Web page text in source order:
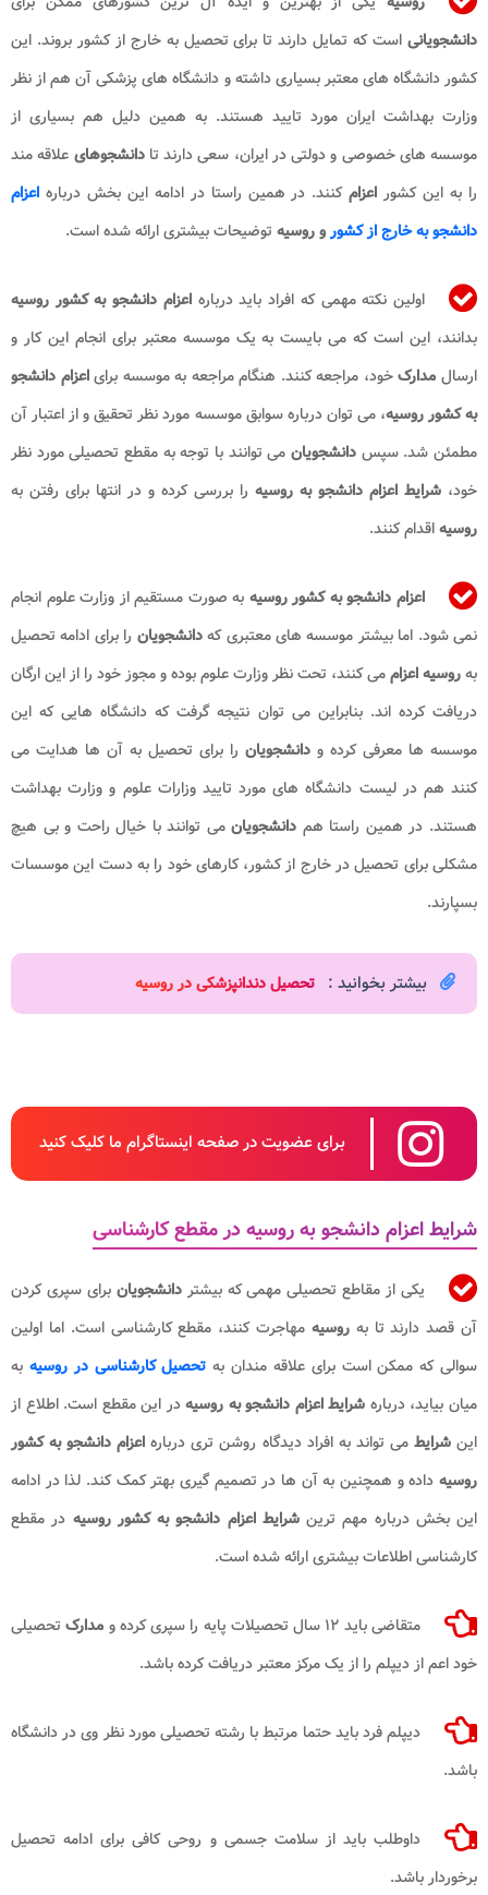
دانشجویانی است که تمایل دارند تا برای تحصیل به خارج از کشور بروند. این
کشور دانشگاه های معتبر بسیاری داشته و دانشگاه های پزشکی آن هم از نظر
وزارت بهداشت ایران مورد تایید هستند. به همین دلیل هم بسیاری از
موسسه های خصوصی و دولتی در ایران، سعی دارند تادانشجوهای علاقه مند
را به این کشور اعزامکنند. در همین راستا در ادامه این بخش درباره اعزام
دانشجو به خارج از کشورو روسیه توضیحات بیشتری ارائه شده است.
اولین نکته مهمی که افراد باید دربارهاعزام دانشجو به کشور روسیه
بدانند، این است که می بایست به یک موسسه معتبر برای انجام این کار و
ارسال مدارکخود، مراجعه کنند. هنگام مراجعه به موسسه برایاعزام دانشجو
به کشور روسیه، می توان درباره سوابق موسسه مورد نظر تحقیق و از اعتبار آن
مطمئن شد. سپس دانشجویان می توانند با توجه به مقطع تحصیلی مورد نظر
خود، شرایط اعزام دانشجو به روسیه را بررسی کرده و در انتها برای رفتن به
روسیهاقدام کنند.
اعزام دانشجو به کشور روسیه به صورت مستقیم از وزارت علوم انجام
نمی شود. اما بیشتر موسسه های معتبری کهدانشجویان را برای ادامه تحصیل
بهروسیه اعزاممی کنند، تحت نظر وزارت علوم بوده و مجوز خود را از این ارگان
دریافت کرده اند. بنابراین می توان نتیجه گرفت که دانشگاه هایی که این
موسسه ها معرفی کرده و دانشجویان را برای تحصیل به آن ها هدایت می
کنند هم در لیست دانشگاه های مورد تایید وزارات علوم و وزارت بهداشت
هستند. در همین راستا هم دانشجویانمی توانند با خیال راحت و بی هیچ
مشکلی برای تحصیل در خارج از کشور، کارهای خود را به دست این موسسات
بسپارند.
بیشتر بخوانید : تحصیل دندانپزشکی در روسیه​
برای عضویت در صفحه اینستاگرام ما کلیک کنید
شرایط اعزام دانشجو به روسیه در مقطع کارشناسی
یکی از مقاطع تحصیلی مهمی که بیشتردانشجویانبرای سپری کردن
آن قصد دارند تا بهروسیه مهاجرت کنند، مقطع کارشناسی است. اما اولین
سوالی که ممکن است برای علاقه مندان به تحصیل کارشناسی در روسیه به
میان بیاید، درباره شرایط اعزام دانشجو به روسیهدر این مقطع است. اطلاع از
اینشرایطمی تواند به افراد دیدگاه روشن تری درباره اعزام دانشجو به کشور
روسیه داده و همچنین به آن ها در تصمیم گیری بهتر کمک کند. لذا در ادامه
این بخش درباره مهم ترینشرایط اعزام دانشجو به کشور روسیه در مقطع
کارشناسی اطلاعات بیشتری ارائه شده است.
متقاضی باید ۱۲ سال تحصیلات پایه را سپری کرده و مدارکتحصیلی
خود اعم از دیپلم را از یک مرکز معتبر دریافت کرده باشد.
دیپلم فرد باید حتما مرتبط با رشته تحصیلی مورد نظر وی در دانشگاه
باشد.
داوطلب باید از سلامت جسمی و روحی کافی برای ادامه تحصیل
برخوردار باشد.